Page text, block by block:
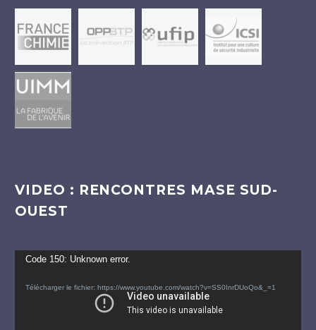
VIDEO : RENCONTRES MASE SUD-
OUEST
Lecteur
Code 150: Unknown error.
Télécharger le fichier: https://www.youtube.com/watch?v=SS0InrDUoQo&_=1